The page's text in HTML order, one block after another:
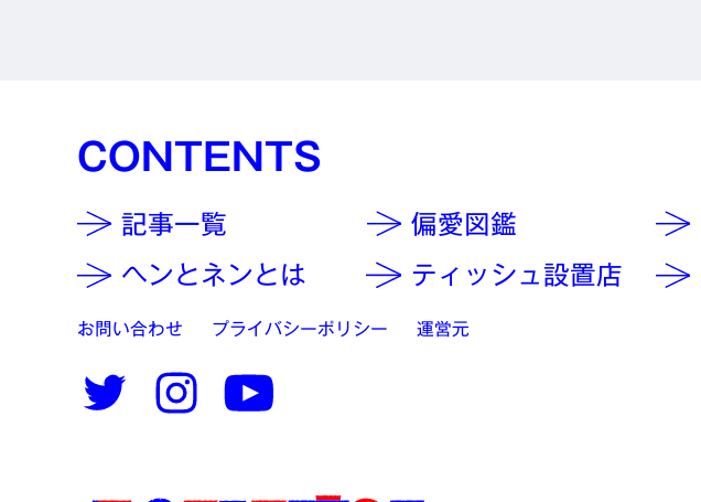
CONTENTS
記事一覧 偏愛図鑑
ヘンとネンとは
ティッシュ設置店
お問い合わせ プライバシーポリシー 運営元